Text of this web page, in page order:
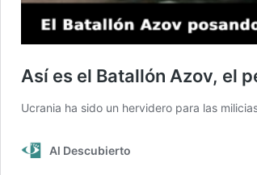
Así es el Batallón Azov, el
Ucrania ha sido un hervidero para las
Al Descubierto